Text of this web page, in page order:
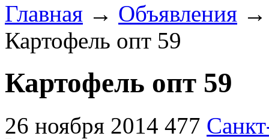
Главная → Объявления
Картофель опт 59
Картофель опт 59
26 ноября 2014 477